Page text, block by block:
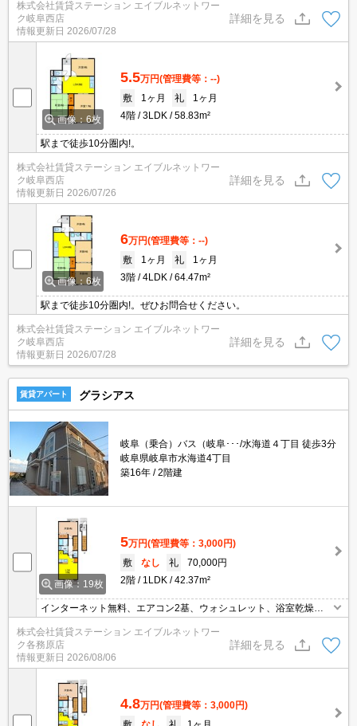
株式会社賃貸ステーション エイブルネットワー
ク岐阜西店
情報更新日 2026/07/28
詳細を見る
画像：6枚
5.5万円(管理費等：--)
敷
1ヶ月 礼
1ヶ月
4階
3LDK 58.83m²
駅まで徒歩10分圏内!。
株式会社賃貸ステーション エイブルネットワー
ク岐阜西店
情報更新日 2026/07/26
詳細を見る
画像：6枚
6万円(管理費等：--)
敷
1ヶ月 礼
1ヶ月
3階
4LDK 64.47m²
駅まで徒歩10分圏内!。ぜひお問合せください。
株式会社賃貸ステーション エイブルネットワー
ク岐阜西店
情報更新日 2026/07/28
詳細を見る
賃貸アパート グラシアス
岐阜（乗合）バス（岐阜･･･/水海道４丁目 徒歩3分
岐阜県岐阜市水海道4丁目
築16年
2階建
画像：19枚
5万円(管理費等：3,000円)
敷
なし 礼
70,000円
2階
1LDK 42.37m²
インターネット無料、エアコン2基、ウォシュレット、浴室乾燥機
など設備充実！ウォークインクローゼット、トランクルームもあり
収納たっぷり♪
株式会社賃貸ステーション エイブルネットワー
ク各務原店
情報更新日 2026/08/06
詳細を見る
4.8万円(管理費等：3,000円)
敷
なし 礼 1ヶ月